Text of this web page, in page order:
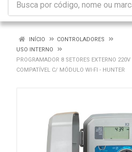
INÍCIO
CONTROLADORES
USO INTERNO
PROGRAMADOR 8 SETORES EXTERNO 220V
COMPATÍVEL C/ MÓDULO WI-FI - HUNTER